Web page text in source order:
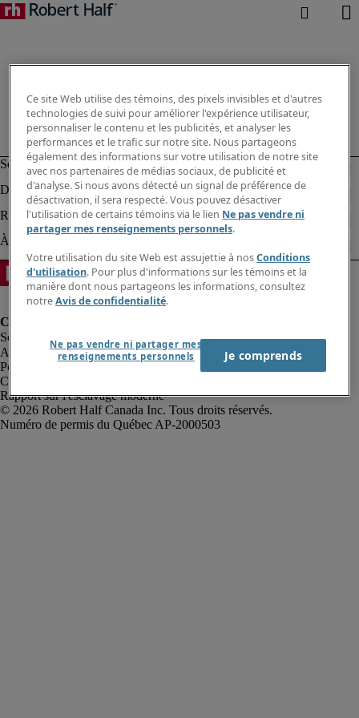
Alerte à la fraude
Politique de confidentialité
Conditions d’utilisation
Rapport sur l'esclavage moderne
Robert Half Canada Inc. Tous droits réservés.
Ce site Web utilise des témoins, des pixels invisibles et d'autres
technologies de suivi pour améliorer l'expérience utilisateur,
personnaliser le contenu et les publicités, et analyser les
performances et le trafic sur notre site. Nous partageons
également des informations sur votre utilisation de notre site
avec nos partenaires de médias sociaux, de publicité et
d'analyse. Si nous avons détecté un signal de préférence de
désactivation, il sera respecté. Vous pouvez désactiver
l'utilisation de certains témoins via le lien Ne pas vendre ni
partager mes renseignements personnels.
Votre utilisation du site Web est assujettie à nosConditions
d'utilisation. Pour plus d'informations sur les témoins et la
manière dont nous partageons les informations, consultez
notreAvis de confidentialité.
Ne pas vendre ni partager mes
renseignements personnels
Je comprends